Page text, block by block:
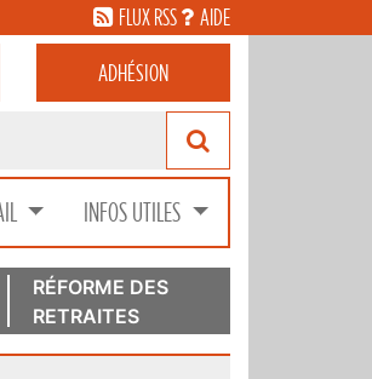
FLUX RSS AIDE
ADHÉSION
INFOS UTILES
RÉFORME DES
RETRAITES